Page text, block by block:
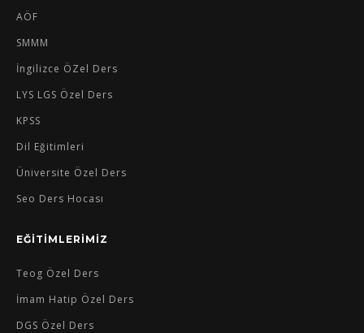
AÖF
SMMM
İngilizce ÖZel Ders
LYS LGS Özel Ders
KPSS
Dil Eğitimleri
Üniversite Özel Ders
Seo Ders Hocası
EĞİTİMLERİMİZ
Teog Özel Ders
İmam Hatip Özel Ders
DGS Özel Ders